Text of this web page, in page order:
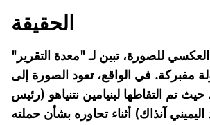
للصورة، تبين لـ "معدة التقرير"
مفبركة. في الواقع، تعود الصورة إلى
فبراير 2009، حيث تم التقاطها لبنيامين نتنياهو (رئيس
آنذاك) أثناء تحاوره بشأن حملته